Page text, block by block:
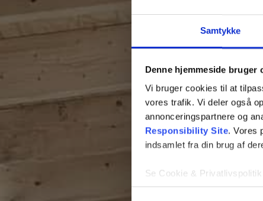
Samtykke
Denne hjemmeside bruger
Vi bruger cookies til at
vores trafik. Vi deler også
annonceringspartnere og
Responsibility Site. Vores
indsamlet fra din brug af
Se Cookie & Privatlivspolitik